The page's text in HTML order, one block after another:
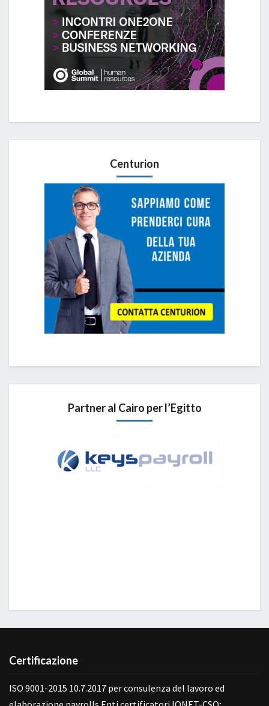
Centurion
Partner al Cairo per l’Egitto
Certificazione
ISO 9001-2015 10.7.2017 per consulenza del lavoro ed